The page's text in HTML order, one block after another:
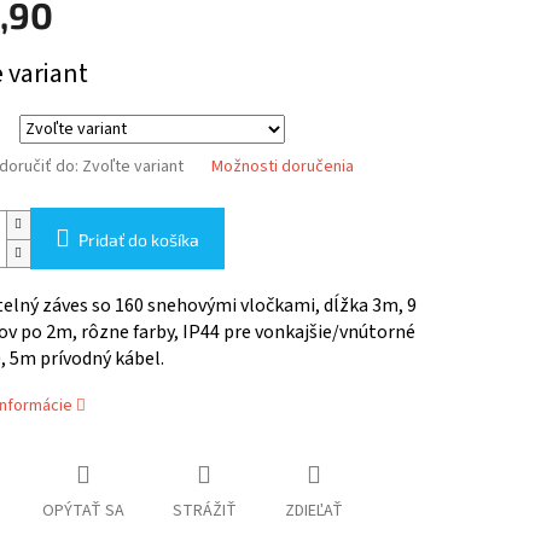
variant
do: Zvoľte variant Možnosti doručenia
Pridať do košíka
záves so 160 snehovými vločkami, dĺžka 3m, 9
po 2m, rôzne farby, IP44 pre vonkajšie/vnútorné
5m prívodný kábel.
OPÝTAŤ SA STRÁŽIŤ ZDIEĽAŤ